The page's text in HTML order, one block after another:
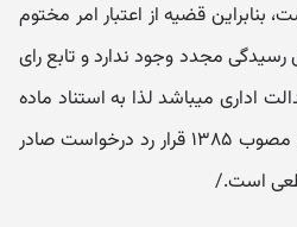
بنابراین قضیه از اعتبار امر مختوم
رسیدگی مجدد وجود ندارد و تابع رای
اداری میباشد لذا به استناد ماده
۳۹ قانون دیوان عدالت اداری مصوب ۱۳۸۵ قرار رد درخواست صادر
است./